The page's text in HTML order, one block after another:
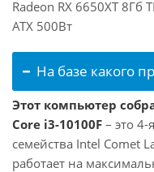
Radeon RX 6650XT 8Гб
ATX 500Вт
На базе какого
Этот компьютер
Core i3-10100F – это
семейства Intel Comet
работает на